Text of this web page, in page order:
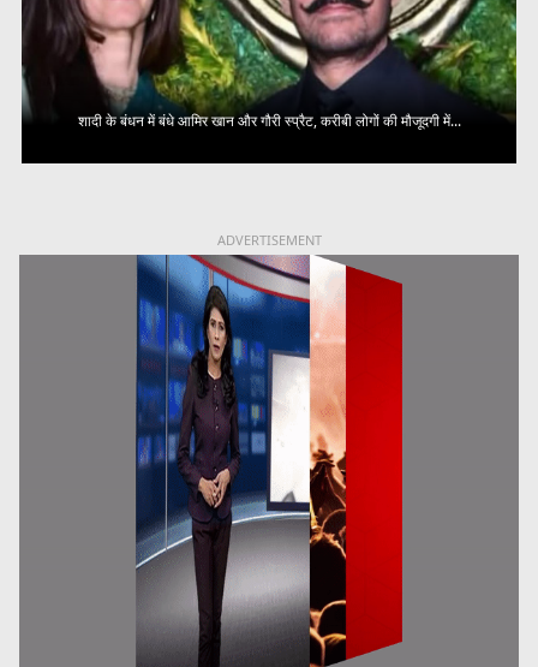
शादी के बंधन में बंधे आमिर खान और गौरी स्प्रैट, करीबी लोगों की मौजूदगी में...
ADVERTISEMENT